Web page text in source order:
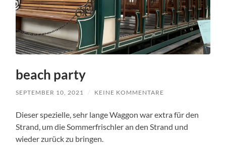
beach party
SEPTEMBER 10, 2021 / KEINE KOMMENTARE
Dieser spezielle, sehr lange Waggon war extra für den
Strand, um die Sommerfrischler an den Strand und
wieder zurück zu bringen.